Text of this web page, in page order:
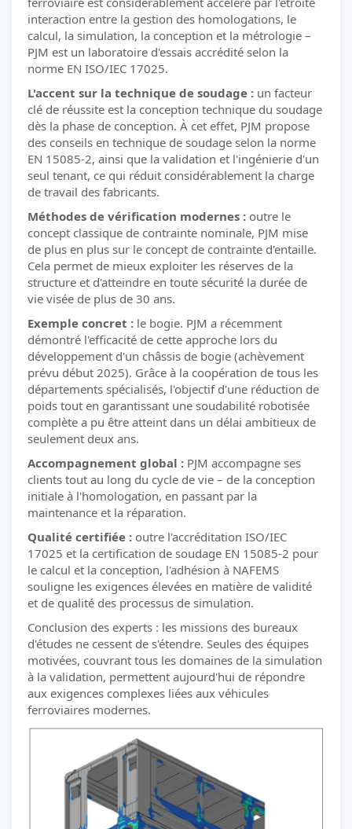
interaction entre la gestion des homologations, le
calcul, la simulation, la conception et la métrologie –
PJM est un laboratoire d'essais accrédité selon la
norme EN ISO/IEC 17025.
L'accent sur la technique de soudage : un facteur
clé de réussite est la conception technique du soudage
dès la phase de conception. À cet effet, PJM propose
des conseils en technique de soudage selon la norme
EN 15085-2, ainsi que la validation et l'ingénierie d'un
seul tenant, ce qui réduit considérablement la charge
de travail des fabricants.
Méthodes de vérification modernes : outre le
concept classique de contrainte nominale, PJM mise
de plus en plus sur le concept de contrainte d'entaille.
Cela permet de mieux exploiter les réserves de la
structure et d'atteindre en toute sécurité la durée de
vie visée de plus de 30 ans.
Exemple concret : le bogie. PJM a récemment
démontré l'efficacité de cette approche lors du
développement d'un châssis de bogie (achèvement
prévu début 2025). Grâce à la coopération de tous les
départements spécialisés, l'objectif d'une réduction de
poids tout en garantissant une soudabilité robotisée
complète a pu être atteint dans un délai ambitieux de
seulement deux ans.
Accompagnement global : PJM accompagne ses
clients tout au long du cycle de vie – de la conception
initiale à l'homologation, en passant par la
maintenance et la réparation.
Qualité certifiée : outre l'accréditation ISO/IEC
17025 et la certification de soudage EN 15085-2 pour
le calcul et la conception, l'adhésion à NAFEMS
souligne les exigences élevées en matière de validité
et de qualité des processus de simulation.
Conclusion des experts : les missions des bureaux
d'études ne cessent de s'étendre. Seules des équipes
motivées, couvrant tous les domaines de la simulation
à la validation, permettent aujourd'hui de répondre
aux exigences complexes liées aux véhicules
ferroviaires modernes.